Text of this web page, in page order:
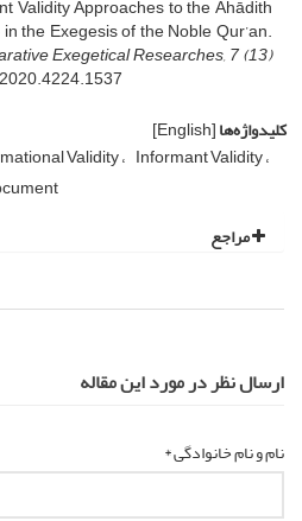
Validity Approaches to the Ahādith
the Exegesis of the Noble Qur’an.
Exegetical Researches, 7 (13)
کلیدواژه‌ها[English]
Validity Informant Validity
مراجع
ارسال نظر در مورد این مقاله
نام و نام خانوادگی *